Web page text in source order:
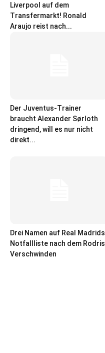
Liverpool auf dem
Transfermarkt! Ronald
Araujo reist nach...
Der Juventus-Trainer
braucht Alexander Sørloth
dringend, will es nur nicht
direkt...
Drei Namen auf Real Madrids
Notfallliste nach dem Rodris
Verschwinden